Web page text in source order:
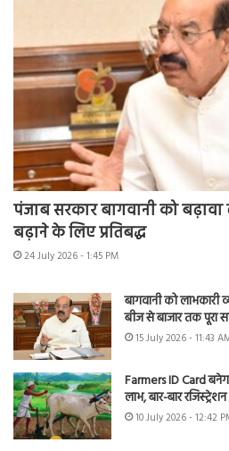
पंजाब सरकार बागवानी को
बढ़ाने के लिए प्रतिबद्ध
24 July 2026 - 1:45 PM
बागवानी को
बीज से बाजार तक पूरा
15 July 2026 - 11:43
Farmers ID Card
लाभ, बार-बार
10 July 2026 - 12:42